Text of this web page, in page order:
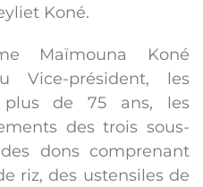
Koné.
Maïmouna Koné
Vice-président, les
de 75 ans, les
des trois sous-
dons comprenant
riz, des ustensiles de